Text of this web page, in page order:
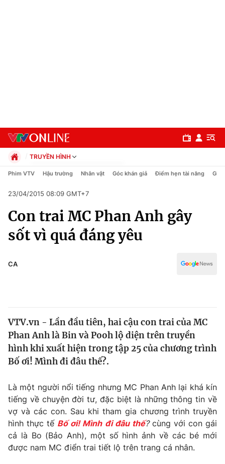
Chuyên mục
Chính trị
Thế giới
Tin tức
Thế giới đó đây
Câu chuyện quốc tế
Tài chính
Thị trường
Góc doanh nghiệp
Dữ liệu và đời sống
Truyền hình
Phim VTV
TRUYỀN HÌNH
Chính trị
Pháp luật
Kinh tế
Thể thao
Truyền hình
Phim VTV Hậu trường Nhân vật Góc khán giả Điểm hẹn tài năng Giải
23/04/2015 08:09 GMT+7
Con trai MC Phan Anh gây
sốt vì quá đáng yêu
CA
VTV.vn - Lần đầu tiên, hai cậu con trai của MC
Phan Anh là Bin và Pooh lộ diện trên truyền
hình khi xuất hiện trong tập 25 của chương trình
Bố ơi! Mình đi đâu thế?.
Là một người nổi tiếng nhưng MC Phan Anh lại khá kín
tiếng về chuyện đời tư, đặc biệt là những thông tin về
vợ và các con. Sau khi tham gia chương trình truyền
hình thực tế Bố ơi! Mình đi đâu thế?cùng với con gái
cả là Bo (Bảo Anh), một số hình ảnh về các bé mới
được nam MC điển trai tiết lộ trên trang cá nhân.